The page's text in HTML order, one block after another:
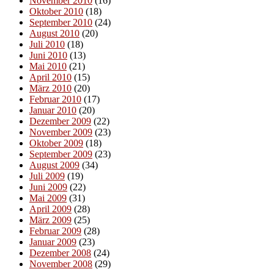
Oktober 2010 (18)
September 2010 (24)
August 2010 (20)
Juli 2010 (18)
Juni 2010 (13)
Mai 2010 (21)
April 2010 (15)
März 2010 (20)
Februar 2010 (17)
Januar 2010 (20)
Dezember 2009 (22)
November 2009 (23)
Oktober 2009 (18)
September 2009 (23)
August 2009 (34)
Juli 2009 (19)
Juni 2009 (22)
Mai 2009 (31)
April 2009 (28)
März 2009 (25)
Februar 2009 (28)
Januar 2009 (23)
Dezember 2008 (24)
November 2008 (29)